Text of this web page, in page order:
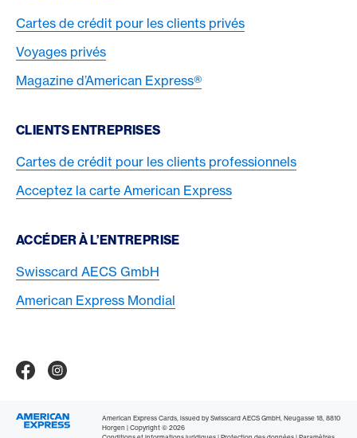
Cartes de crédit pour les clients privés
Voyages privés
Magazine d’American Express®
CLIENTS ENTREPRISES
Cartes de crédit pour les clients professionnels
Acceptez la carte American Express
ACCÉDER À L’ENTREPRISE
Swisscard AECS GmbH
American Express Mondial
American Express Switzerland auf Facebook
Logo & mentions légalesAmerican Express Cards, issued by Swisscard AECS GmbH, Neugasse 18, 8810
Horgen | Copyright © 2026